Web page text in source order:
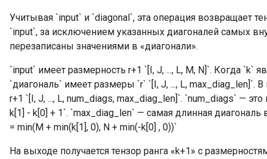
Учитывая `input` и `diagonal`, эта операция возвращает
`input`, за исключением указанных диагоналей самых
перезаписаны значениями в «диагонали».
`input` имеет размерность r+1 `[I, J, ..., L, M, N]`. Когда `k`
`диагональ` имеет размеры `r` `[I, J, ..., L, max_diag_len]`.
r+1 `[I, J, ..., L, num_diags, max_diag_len]`. `num_diags` —
k[1] - k[0] + 1`. `max_diag_len` — самая длинная диагональ
= min(M + min(k[1], 0), N + min(-k[0] , 0))`
На выходе получается тензор ранга «k+1» с